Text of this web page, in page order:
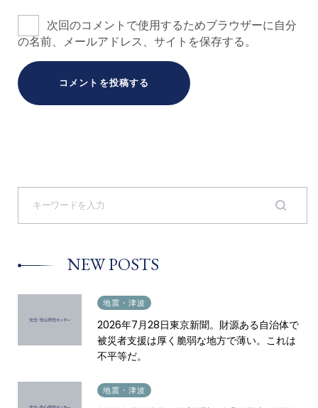
次回のコメントで使用するためブラウザーに自分
の名前、メールアドレス、サイトを保存する。
S
r
o
:
NEW POSTS
地震・津波
2026年7月28日東京新聞。財源ある自治体で
被災者支援は厚く脆弱な地方で薄い。これは
不平等だ。
地震・津波